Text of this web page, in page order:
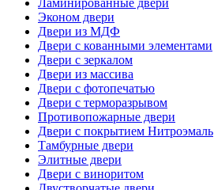
Ламинированные двери
Эконом двери
Двери из МДФ
Двери с кованными элементами
Двери с зеркалом
Двери из массива
Двери с фотопечатью
Двери с терморазрывом
Противопожарные двери
Двери с покрытием Нитроэмаль
Тамбурные двери
Элитные двери
Двери с виноритом